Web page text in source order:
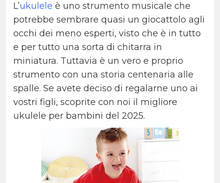
L’ukulele è uno strumento musicale che
potrebbe sembrare quasi un giocattolo agli
occhi dei meno esperti, visto che è in tutto
e per tutto una sorta di chitarra in
miniatura. Tuttavia è un vero e proprio
strumento con una storia centenaria alle
spalle. Se avete deciso di regalarne uno ai
vostri figli, scoprite con noi il migliore
ukulele per bambini del 2025.